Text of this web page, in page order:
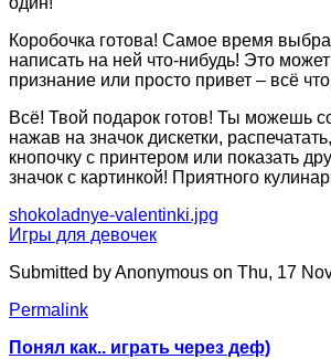
Коробочка готова! Самое время
написать на ней что-нибудь! Это
признание или просто привет – всё
Всё! Твой подарок готов! Ты можешь
нажав на значок дискетки,
кнопочку с принтером или показать
значок с картинкой! Приятного
shokoladnye-valentinki.jpg
Игры для девочек
Submitted byAnonymous on Thu, 17
Permalink
Понял как.. играть через деф)